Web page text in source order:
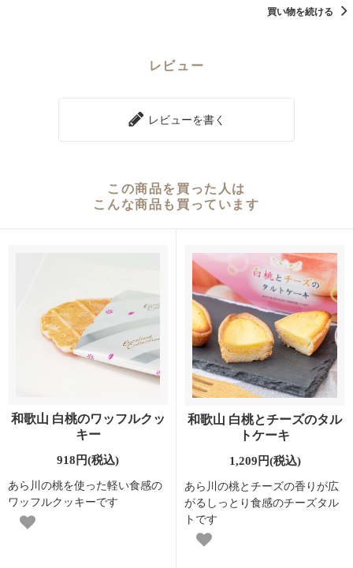
買い物を続ける
レビュー
レビューを書く
この商品を買った人は
こんな商品も買っています
和歌山 白桃のワッフルクッ
キー
918円(税込)
あら川の桃を使った軽い食感の
ワッフルクッキーです
和歌山 白桃とチーズのタル
トケーキ
1,209円(税込)
あら川の桃とチーズの香りが広
がるしっとり食感のチーズタル
トです